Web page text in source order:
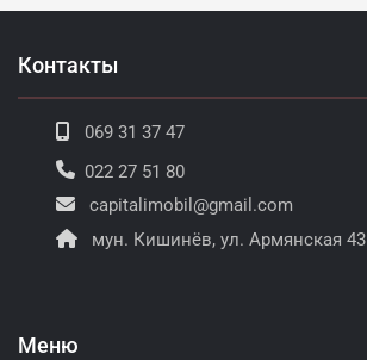
Контакты
069 31 37 47
022 27 51 80
capitalimobil@gmail.com
мун. Кишинёв, ул. Армянская 43
Меню